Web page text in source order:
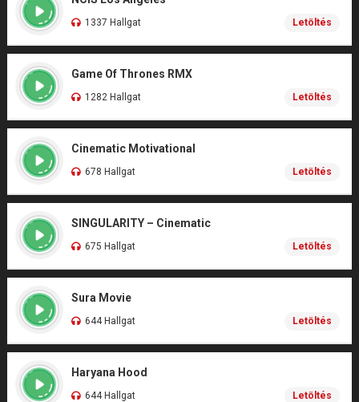
1337 Hallgat Letöltés
Game Of Thrones RMX
1282 Hallgat Letöltés
Cinematic Motivational
678 Hallgat Letöltés
SINGULARITY – Cinematic
675 Hallgat Letöltés
Sura Movie
644 Hallgat Letöltés
Haryana Hood
644 Hallgat Letöltés